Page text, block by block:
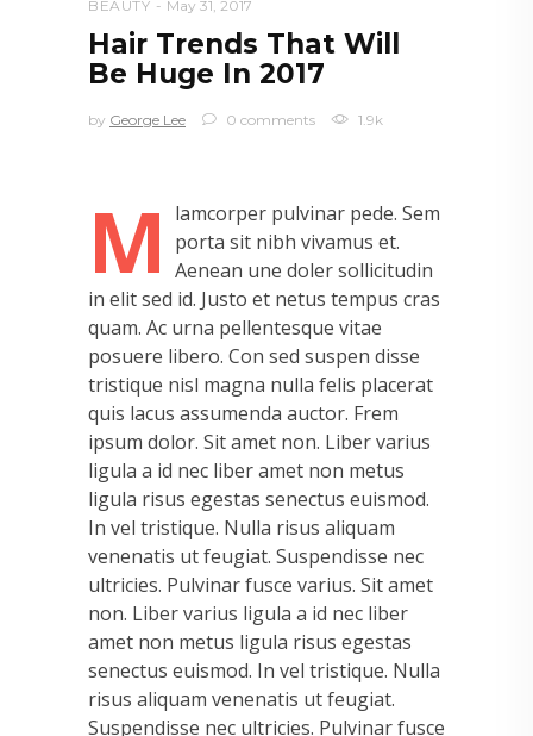
BEAUTY May 31, 2017
Hair Trends That Will
Be Huge In 2017
by George Lee 0 comments 1.9k
M
lamcorper pulvinar pede. Sem
porta sit nibh vivamus et.
Aenean une doler sollicitudin
in elit sed id. Justo et netus tempus cras
quam. Ac urna pellentesque vitae
posuere libero. Con sed suspen disse
tristique nisl magna nulla felis placerat
quis lacus assumenda auctor. Frem
ipsum dolor. Sit amet non. Liber varius
ligula a id nec liber amet non metus
ligula risus egestas senectus euismod.
In vel tristique. Nulla risus aliquam
venenatis ut feugiat. Suspendisse nec
ultricies. Pulvinar fusce varius. Sit amet
non. Liber varius ligula a id nec liber
amet non metus ligula risus egestas
senectus euismod. In vel tristique. Nulla
risus aliquam venenatis ut feugiat.
Suspendisse nec ultricies. Pulvinar fusce